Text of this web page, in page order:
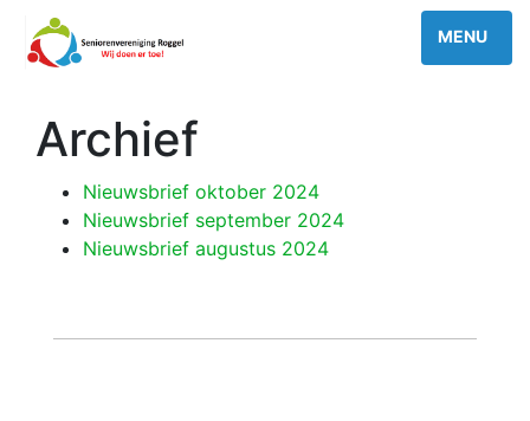
Archief
Nieuwsbrief oktober 2024
Nieuwsbrief september 2024
Nieuwsbrief augustus 2024